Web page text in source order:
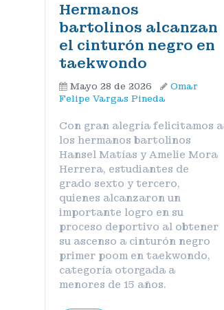
Hermanos
bartolinos alcanzan
el cinturón negro en
taekwondo
Mayo 28 de 2026
Omar
Felipe Vargas Pineda
Con gran alegría felicitamos a
los hermanos bartolinos
Hansel Matías y Amelie Mora
Herrera, estudiantes de
grado sexto y tercero,
quienes alcanzaron un
importante logro en su
proceso deportivo al obtener
su ascenso a cinturón negro
primer poom en taekwondo,
categoría otorgada a
menores de 15 años.